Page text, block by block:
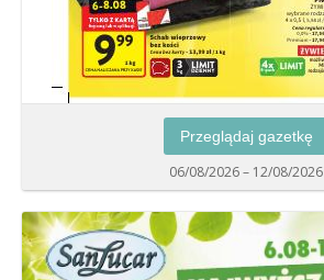
Przeglądaj gazetkę
06/08/2026 – 12/08/2026